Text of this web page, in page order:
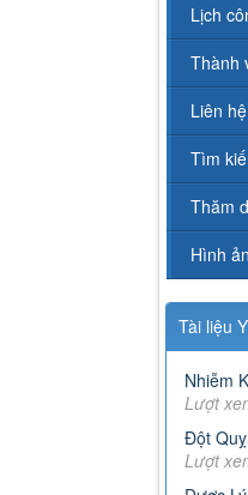
Lịch
Thành
Liên hệ
Tìm
Thăm
Hình
Tài liệu
Nhiễm
Lượt
Đột
Lượt